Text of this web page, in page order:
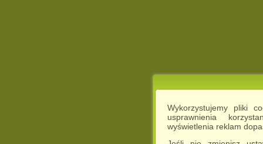
Wykorzystujemy pliki
usprawnienia
wyświetlenia reklam